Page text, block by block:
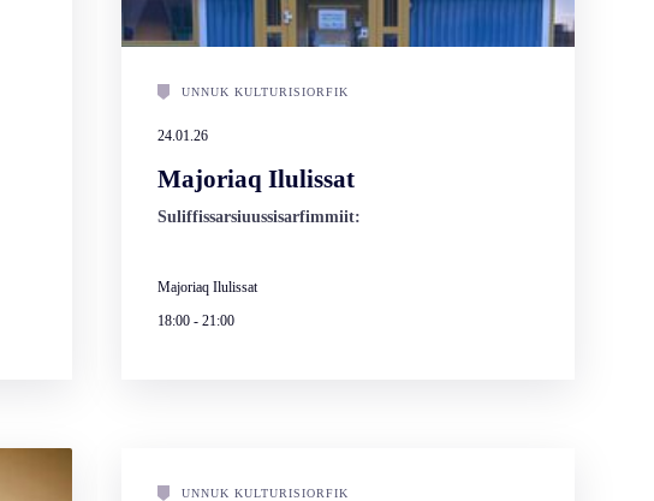
UNNUK KULTURISIORFIK
24.01.26
Majoriaq Ilulissat
Suliffissarsiuussisarfimmiit:
Majoriaq Ilulissat
18:00 -21:00
UNNUK KULTURISIORFIK